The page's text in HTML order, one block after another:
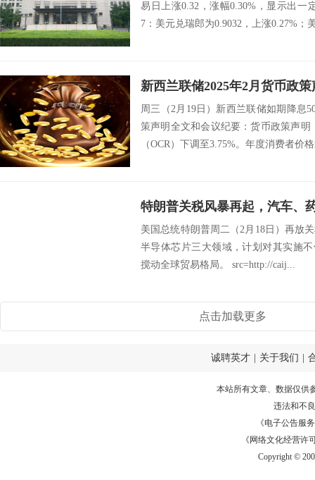
易日上涨0.32，涨幅0.30%，显示出一
7：美元兑瑞郎为0.9032，上涨0.27%；
周三（2月19日）新西兰联储如期降息
策声明全文和会议纪要：货币政策声
（OCR）下调至3.75%。年度消费者价
美国总统特朗普周二（2月18日）再放
半导体芯片三大领域，计划对其实施
搅动全球贸易格局。 src=http://caij...
点击加载更多
诚聘英才 关于我们
本站所有文章、数据仅供
违法和不
《电子公告服务
《网络文化经营许
Copyright ©